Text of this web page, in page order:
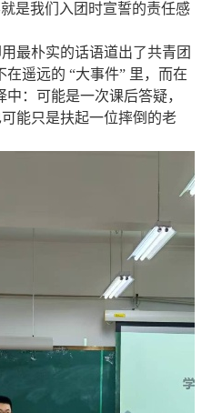
就是我们入团时宣誓的责任感
最朴实的话语道出了共青团
遥远的 “大事件” 里，而在
：可能是一次课后答疑，
能只是扶起一位摔倒的老